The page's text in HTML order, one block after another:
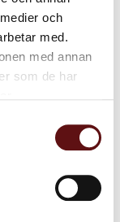
och
med.
med annan
som de har